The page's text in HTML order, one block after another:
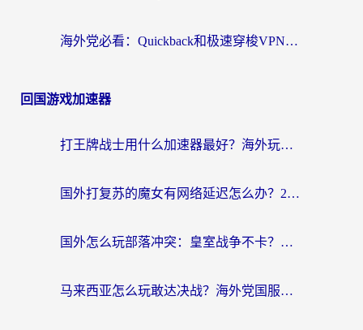
海外党必看：Quickback和极速穿梭VPN好用吗？3步选对回国加速器实现无缝刷国内资源
回国游戏加速器
打王牌战士用什么加速器最好？海外玩家的终极选择指南
国外打复苏的魔女有网络延迟怎么办？2026海外玩家国服游戏加速全攻略
国外怎么玩部落冲突：皇室战争不卡？海外玩家畅玩国服游戏终极指南
马来西亚怎么玩敢达决战？海外党国服游戏加速避坑指南（附实测推荐）